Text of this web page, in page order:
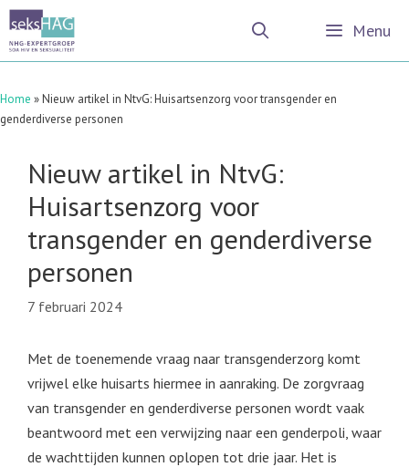
Ga
naar
de
Menu
Home »Nieuw artikel in NtvG: Huisartsenzorg voor transgender en
genderdiverse personen
Nieuw artikel in NtvG:
Huisartsenzorg voor
transgender en genderdiverse
personen
7 februari 2024
Met de toenemende vraag naar transgenderzorg komt
vrijwel elke huisarts hiermee in aanraking. De zorgvraag
van transgender en genderdiverse personen wordt vaak
beantwoord met een verwijzing naar een genderpoli, waar
de wachttijden kunnen oplopen tot drie jaar. Het is